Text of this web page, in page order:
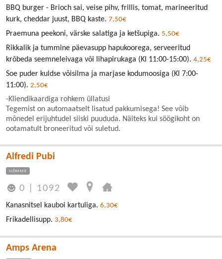
BBQ burger - Brioch sai, veise pihv, frillis, tomat, marineeritud
kurk, cheddar juust, BBQ kaste. 7,50€
Praemuna peekoni, värske salatiga ja ketšupiga. 5,50€
Rikkalik ja tummine päevasupp hapukoorega, serveeritud
krõbeda seemneleivaga või lihapirukaga (Kl 11:00-15:00). 4,25€
Soe puder kuldse võisilma ja marjase kodumoosiga (Kl 7:00-
11:00). 2,50€
-Kliendikaardiga rohkem üllatusi
Tegemist on automaatselt lisatud pakkumisega! See võib
mõnedel erijuhtudel siiski puududa. Näiteks kui söögikoht on
ootamatult broneeritud või suletud.
Alfredi Pubi
NÕMME
0 1092
Kanasnitsel kauboi kartuliga. 6,30€
Frikadellisupp. 3,80€
Amps Arena